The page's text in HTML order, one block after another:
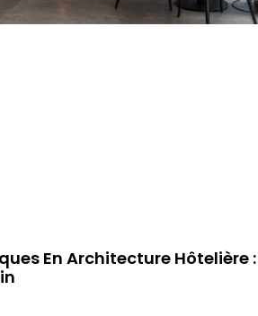
En Architecture Hôtelière :